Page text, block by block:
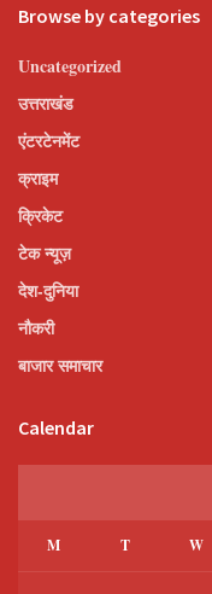
Browse by categories
Uncategorized
उत्तराखंड
एंटरटेनमेंट
क्राइम
क्रिकेट
टेक न्यूज़
देश-दुनिया
नौकरी
बाजार समाचार
Calendar
M T W